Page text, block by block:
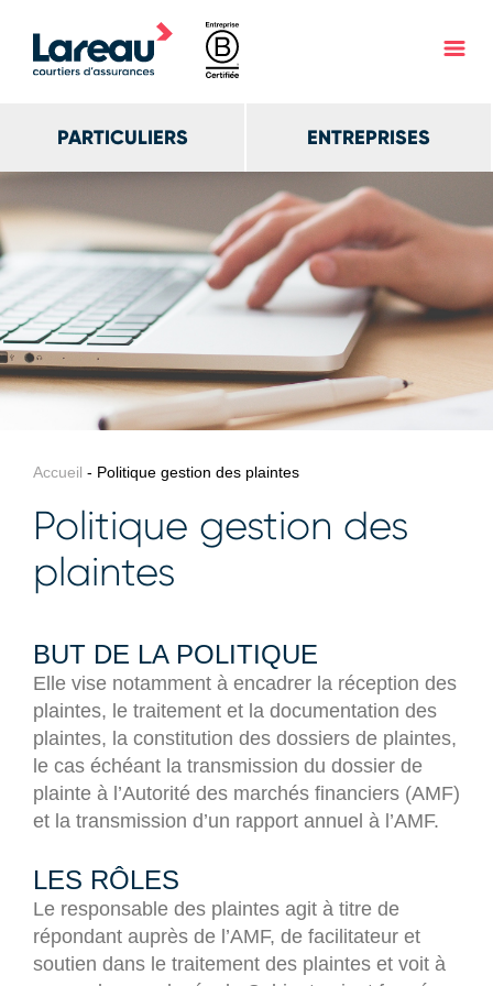
PARTICULIERS ENTREPRISES
Accueil - Politique gestion des plaintes
Politique gestion des
plaintes
BUT DE LA POLITIQUE
Elle vise notamment à encadrer la réception des
plaintes, le traitement et la documentation des
plaintes, la constitution des dossiers de plaintes,
le cas échéant la transmission du dossier de
plainte à l’Autorité des marchés financiers (AMF)
et la transmission d’un rapport annuel à l’AMF.
LES RÔLES
Le responsable des plaintes agit à titre de
répondant auprès de l’AMF, de facilitateur et
soutien dans le traitement des plaintes et voit à